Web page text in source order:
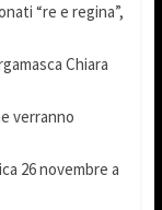
“re e regina”,
Chiara
verranno
26 novembre a